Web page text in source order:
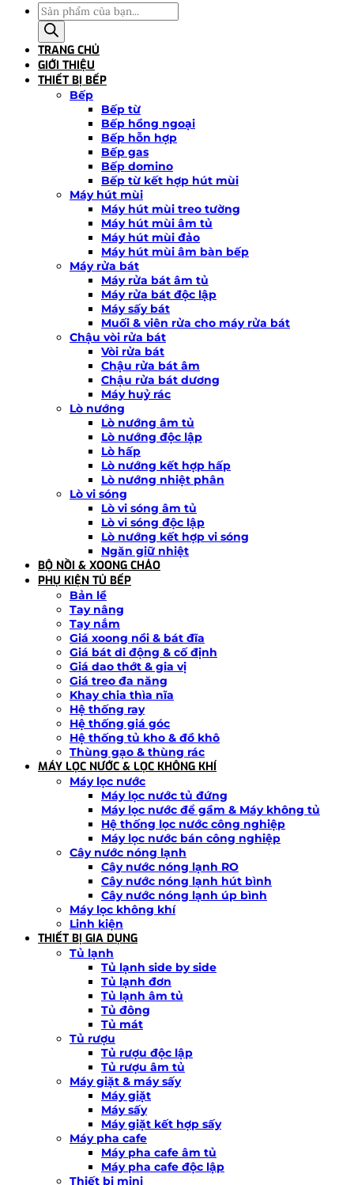
Tìm
kiếm
sản
phẩm
TRANG CHỦ
GIỚI THIỆU
THIẾT BỊ BẾP
Bếp
Bếp từ
Bếp hồng ngoại
Bếp hỗn hợp
Bếp gas
Bếp domino
Bếp từ kết hợp hút mùi
Máy hút mùi
Máy hút mùi treo tường
Máy hút mùi âm tủ
Máy hút mùi đảo
Máy hút mùi âm bàn bếp
Máy rửa bát
Máy rửa bát âm tủ
Máy rửa bát độc lập
Máy sấy bát
Muối & viên rửa cho máy rửa bát
Chậu vòi rửa bát
Vòi rửa bát
Chậu rửa bát âm
Chậu rửa bát dương
Máy huỷ rác
Lò nướng
Lò nướng âm tủ
Lò nướng độc lập
Lò hấp
Lò nướng kết hợp hấp
Lò nướng nhiệt phân
Lò vi sóng
Lò vi sóng âm tủ
Lò vi sóng độc lập
Lò nướng kết hợp vi sóng
Ngăn giữ nhiệt
BỘ NỒI & XOONG CHẢO
PHỤ KIỆN TỦ BẾP
Bản lề
Tay nâng
Tay nắm
Giá xoong nồi & bát đĩa
Giá bát di động & cố định
Giá dao thớt & gia vị
Giá treo đa năng
Khay chia thìa nĩa
Hệ thống ray
Hệ thống giá góc
Hệ thống tủ kho & đồ khô
Thùng gạo & thùng rác
MÁY LỌC NƯỚC & LỌC KHÔNG KHÍ
Máy lọc nước
Máy lọc nước tủ đứng
Máy lọc nước để gầm & Máy không tủ
Hệ thống lọc nước công nghiệp
Máy lọc nước bán công nghiệp
Cây nước nóng lạnh
Cây nước nóng lạnh RO
Cây nước nóng lạnh hút bình
Cây nước nóng lạnh úp bình
Máy lọc không khí
Linh kiện
THIẾT BỊ GIA DỤNG
Tủ lạnh
Tủ lạnh side by side
Tủ lạnh đơn
Tủ lạnh âm tủ
Tủ đông
Tủ mát
Tủ rượu
Tủ rượu độc lập
Tủ rượu âm tủ
Máy giặt & máy sấy
Máy giặt
Máy sấy
Máy giặt kết hợp sấy
Máy pha cafe
Máy pha cafe âm tủ
Máy pha cafe độc lập
Thiết bị mini